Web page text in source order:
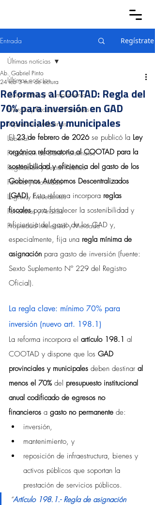
Entrada Regístrate
Últimas noticias
Corporativo y Cumplimiento
Energía y Recursos Naturales
Impuestos y Aduanas
Laboral
Protección de Datos Personales
Regulación y Sector Público
Familia y Movilidad
Logros y Precedentes
Ponencias y Análisis
Propiedad Intelectual y Mercado
Últimas noticias
Reformas al COOTAD: Regla del
70% para inversión en GAD
provinciales y municipales
Ab. Gabriel Pinto
24 feb 3 min de lectura
El 23 de febrero de 2026 se publicó la Ley
orgánica reformatoria al COOTAD para la
sostenibilidad y eficiencia del gasto de los
Gobiernos Autónomos Descentralizados
(GAD). Esta reforma incorpora reglas
fiscales para fortalecer la sostenibilidad y
eficiencia del gasto de los GAD y,
especialmente, fija una regla mínima de
asignación para gasto de inversión (fuente:
Sexto Suplemento Nº 229 del Registro
Oficial).
La regla clave: mínimo 70% para
inversión (nuevo art. 198.1)
La reforma incorpora el artículo 198.1 al
COOTAD y dispone que los GAD
provinciales y municipales deben destinar al
menos el 70% del presupuesto institucional
anual codificado de egresos no
financieros a gasto no permanente de:
inversión,
mantenimiento, y
reposición de infraestructura, bienes y
activos públicos que soportan la
prestación de servicios públicos.
“Artículo 198.1.- Regla de asignación